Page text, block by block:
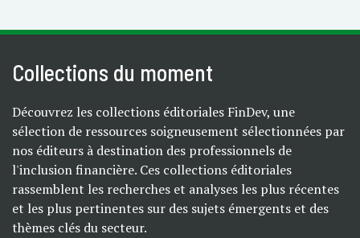
Collections du moment
Découvrez les collections éditoriales FinDev, une
sélection de ressources soigneusement sélectionnées par
nos éditeurs à destination des professionnels de
l'inclusion financière. Ces collections éditoriales
rassemblent les recherches et analyses les plus récentes
et les plus pertinentes sur des sujets émergents et des
thèmes clés du secteur.